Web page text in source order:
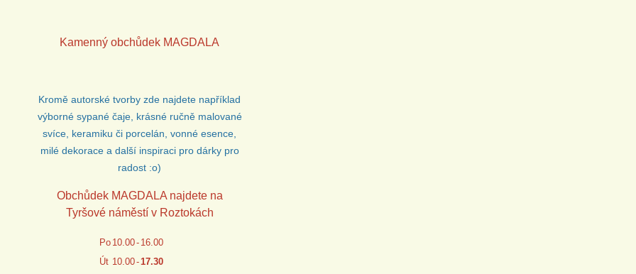
Kamenný obchůdek MAGDALA
Kromě autorské tvorby zde najdete například
výborné sypané čaje, krásné ručně malované
svíce, keramiku či porcelán, vonné esence,
milé dekorace a další inspiraci pro dárky pro
radost :o)
Obchůdek MAGDALA najdete na
Tyršové náměstí v Roztokách
Po 10.00- 16.00
Út 10.00- 17.30